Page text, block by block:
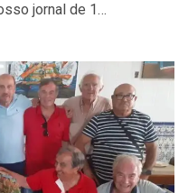
jornal de 1…